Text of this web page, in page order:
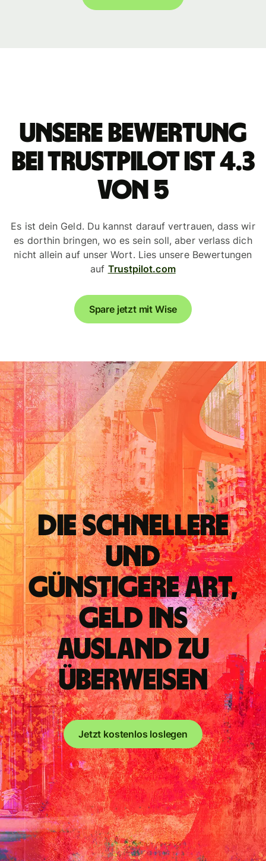
Unsere Bewertung
bei Trustpilot ist 4.3
von 5
Es ist dein Geld. Du kannst darauf vertrauen, dass wir
es dorthin bringen, wo es sein soll, aber verlass dich
nicht allein auf unser Wort. Lies unsere Bewertungen
auf Trustpilot.com
Spare jetzt mit Wise
Die schnellere
und
günstigere Art,
Geld ins
Ausland zu
überweisen
Jetzt kostenlos loslegen